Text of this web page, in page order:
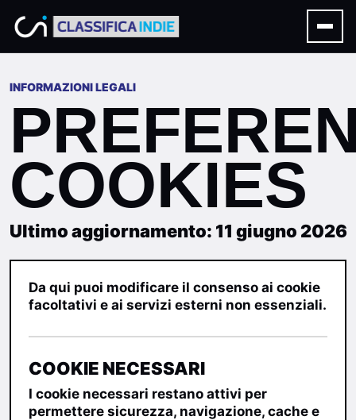
INFORMAZIONI LEGALI
COOKIES
Ultimo aggiornamento: 11 giugno 2026
Da qui puoi modificare il consenso ai cookie
facoltativi e ai servizi esterni non essenziali.
COOKIE NECESSARI
I cookie necessari restano attivi per
permettere sicurezza, navigazione, cache e